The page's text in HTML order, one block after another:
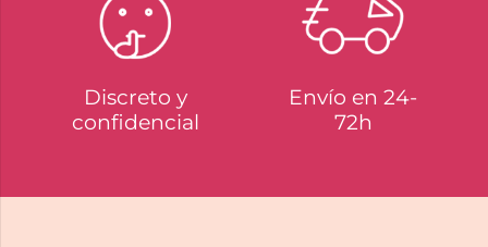
Discreto y
confidencial
Envío en 24-
72h